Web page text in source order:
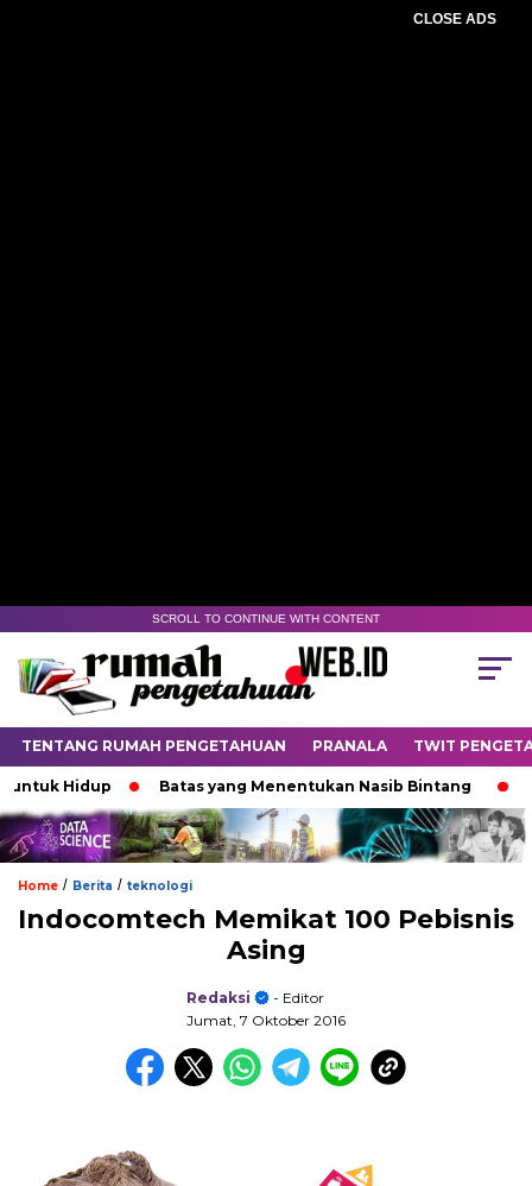
CLOSE ADS
SCROLL TO CONTINUE WITH CONTENT
TENTANG RUMAH PENGETAHUAN PRANALA TWIT
Hidup Batas yang Menentukan Nasib Bintang
Home / Berita / teknologi
Indocomtech Memikat 100 Pebisnis
Asing
Redaksi
- Editor
Jumat, 7 Oktober 2016